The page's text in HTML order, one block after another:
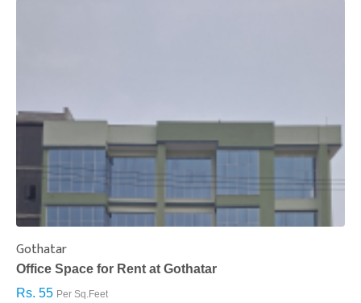
Gothatar
Office Space for Rent at Gothatar
Rs. 55 Per Sq.Feet